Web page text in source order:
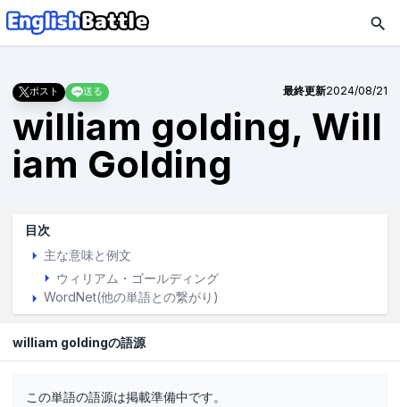
ポスト 送る 最終更新2024/08/21
william golding, Will
iam Golding
目次
主な意味と例文
ウィリアム・ゴールディング
WordNet(他の単語との繋がり)
william goldingの語源
この単語の語源は掲載準備中です。